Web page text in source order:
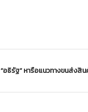
“อธิรัฐ” หารือแนวทางขนส่งสิ